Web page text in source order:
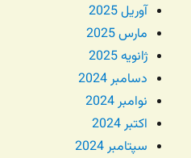
آوریل 2025
مارس 2025
ژانویه 2025
دسامبر 2024
نوامبر 2024
اکتبر 2024
سپتامبر 2024